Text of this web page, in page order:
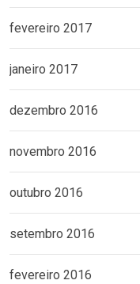
fevereiro 2017
janeiro 2017
dezembro 2016
novembro 2016
outubro 2016
setembro 2016
fevereiro 2016